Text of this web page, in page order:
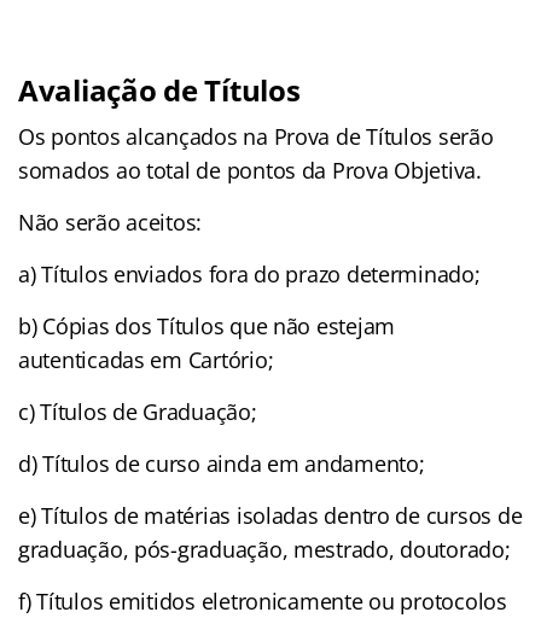
Avaliação de Títulos
Os pontos alcançados na Prova de Títulos serão
somados ao total de pontos da Prova Objetiva.
Não serão aceitos:
a) Títulos enviados fora do prazo determinado;
b) Cópias dos Títulos que não estejam
autenticadas em Cartório;
c) Títulos de Graduação;
d) Títulos de curso ainda em andamento;
e) Títulos de matérias isoladas dentro de cursos de
graduação, pós-graduação, mestrado, doutorado;
f) Títulos emitidos eletronicamente ou protocolos